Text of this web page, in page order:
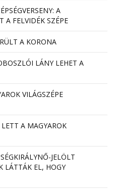
A
A FELVIDÉK SZÉPE
A KORONA
LÁNY LEHET A
VILÁGSZÉPE
A MAGYAROK
JELÖLT
LÁTTÁK EL, HOGY